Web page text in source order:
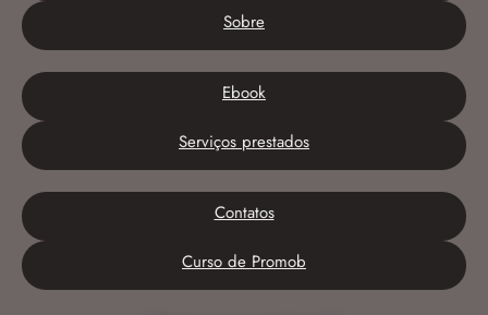
Sobre
Ebook
Serviços prestados
Contatos
Curso de Promob